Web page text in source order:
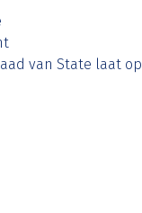
van State laat op